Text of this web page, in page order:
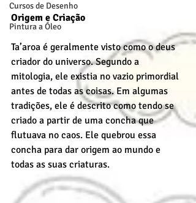
Cursos de Desenho
Pintura a Óleo
Origem e Criação
Ta’aroa é geralmente visto como o deus
criador do universo. Segundo a
mitologia, ele existia no vazio primordial
antes de todas as coisas. Em algumas
tradições, ele é descrito como tendo se
criado a partir de uma concha que
flutuava no caos. Ele quebrou essa
concha para dar origem ao mundo e
todas as suas criaturas.